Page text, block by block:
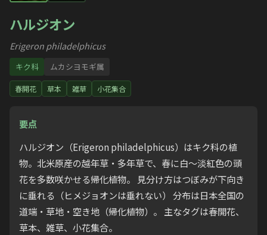
ハルジオン
Erigeron philadelphicus
キク科 ムカシヨモギ属
春開花 草本 雑草 小花集合
要点
ハルジオン（Erigeron philadelphicus）はキク科の植
物。北米原産の越年草・多年草で、春に白〜淡紅色の頭
花を多数咲かせる帰化植物。 見分け方はつぼみが下向き
に垂れる（ヒメジョオンは垂れない） 分布は日本全国の
道端・草地・空き地（帰化植物）。 主なタグは春開花、
草本、雑草、小花集合。